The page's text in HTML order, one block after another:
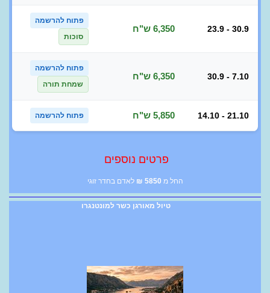
23.9 - 30.9 6,350 ש"ח
פתוח להרשמה
סוכות
30.9 - 7.10 6,350 ש"ח
פתוח להרשמה
שמחת תורה
14.10 - 21.10 5,850 ש"ח פתוח להרשמה
פרטים נוספים
החל מ 5850
₪ לאדם בחדר זוגי
טיול מאורגן כשר למונטנגרו